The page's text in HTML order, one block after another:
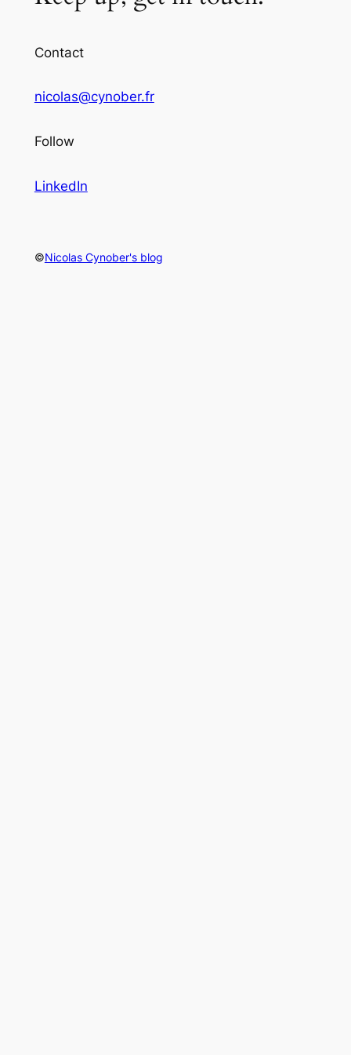
Contact
nicolas@cynober.fr
Follow
LinkedIn
©Nicolas Cynober's blog